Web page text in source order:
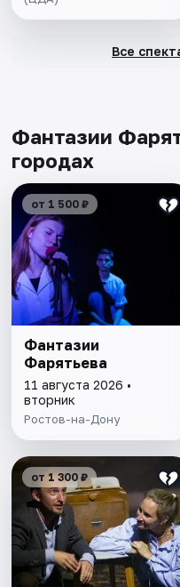
Все
Фантазии
городах
от 1 500 ₽
Фантазии
Фарятьева
11 августа 2026 •
вторник
Ростов-на-Дону
от 1 300 ₽